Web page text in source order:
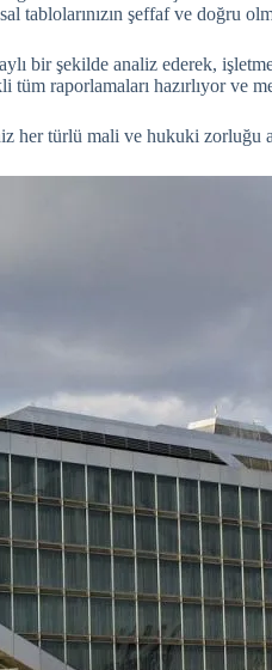
tablolarınızın şeffaf ve doğru
bir şekilde analiz ederek,
tüm raporlamaları hazırlıyor
türlü mali ve hukuki zorluğu